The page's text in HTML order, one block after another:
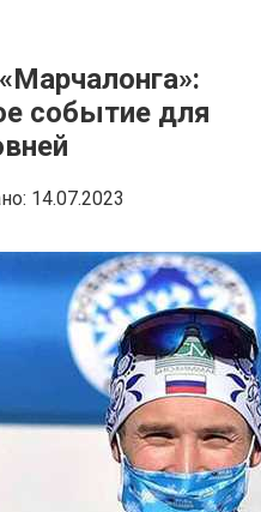
событие для
14.07.2023